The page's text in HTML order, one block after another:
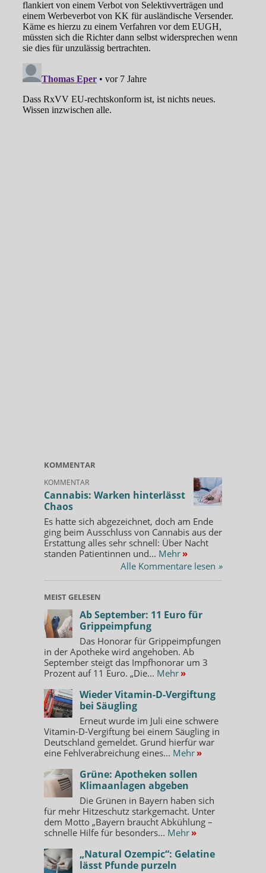
KOMMENTAR
KOMMENTAR
Cannabis: Warken hinterlässt
Chaos
Es hatte sich abgezeichnet, doch am Ende
ging beim Ausschluss von Cannabis aus der
Erstattung alles sehr schnell: Über Nacht
standen Patientinnen und... Mehr »
Alle Kommentare lesen »
MEIST GELESEN
Ab September: 11 Euro für
Grippeimpfung
Das Honorar für Grippeimpfungen
in der Apotheke wird angehoben. Ab
September steigt das Impfhonorar um 3
Prozent auf 11 Euro. „Die... Mehr »
Wieder Vitamin-D-Vergiftung
bei Säugling
Erneut wurde im Juli eine schwere
Vitamin-D-Vergiftung bei einem Säugling in
Deutschland gemeldet. Grund hierfür war
eine Fehlverabreichung eines... Mehr »
Grüne: Apotheken sollen
Klimaanlagen abgeben
Die Grünen in Bayern haben sich
für mehr Hitzeschutz starkgemacht. Unter
dem Motto „Bayern braucht Abkühlung –
schnelle Hilfe für besonders... Mehr »
„Natural Ozempic“: Gelatine
lässt Pfunde purzeln